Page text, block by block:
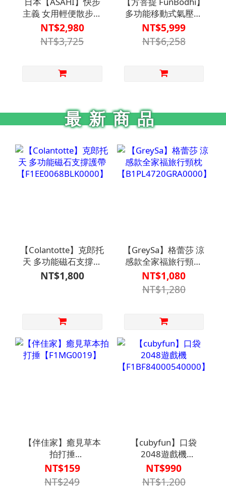
主義 女用輕便散步鞋
L011 - 深紫
KS22867【HC-
043DPR】
NT$2,980
NT$3,725
多功能移動式氣壓式
升降桌
2.0【B1BD4410】床
邊桌/居家必備
NT$5,999
NT$6,258
最新商品
【Colantotte】克郎托
天 多功能磁石支撐護
帶
【F1EE0068BLK0000】
NT$1,800
【GreySa】格蕾莎 涼
感款全家福旅行頸枕
【B1PL4720GRA0000】
NT$1,080
NT$1,280
【伴佳家】癒見草本
拍打捶
【F1MG0019】
NT$159
NT$249
【cubyfun】口袋
2048遊戲機
【F1BF84000540000】
NT$990
NT$1,200